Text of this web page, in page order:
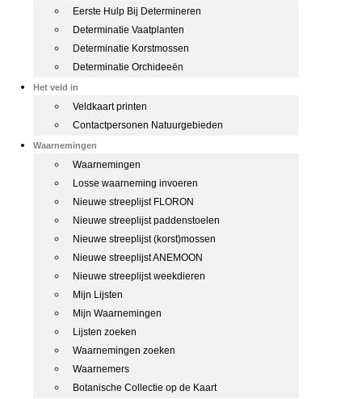
Eerste Hulp Bij Determineren
Determinatie Vaatplanten
Determinatie Korstmossen
Determinatie Orchideeën
Het veld in
Veldkaart printen
Contactpersonen Natuurgebieden
Waarnemingen
Waarnemingen
Losse waarneming invoeren
Nieuwe streeplijst FLORON
Nieuwe streeplijst paddenstoelen
Nieuwe streeplijst (korst)mossen
Nieuwe streeplijst ANEMOON
Nieuwe streeplijst weekdieren
Mijn Lijsten
Mijn Waarnemingen
Lijsten zoeken
Waarnemingen zoeken
Waarnemers
Botanische Collectie op de Kaart